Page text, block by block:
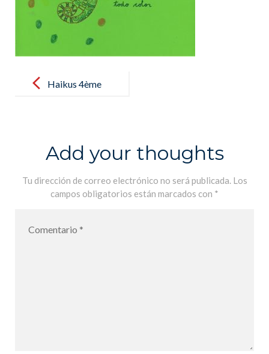
navigationHaikus 4ème
Add your thoughts
Tu dirección de correo electrónico no será publicada. Los
campos obligatorios están marcados con *